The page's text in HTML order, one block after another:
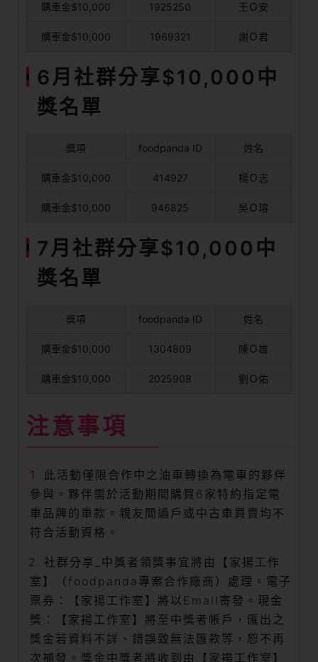
購車金$10,000 1925250 王Ｏ安
購車金$10,000 1969321 謝Ｏ君
6月社群分享$10,000中
獎名單
獎項 foodpanda ID 姓名
購車金$10,000 414927 楊Ｏ志
購車金$10,000 946825 吳Ｏ瑢
7月社群分享$10,000中
獎名單
獎項 foodpanda ID 姓名
購車金$10,000 1304809 陳Ｏ雄
購車金$10,000 2025908 劉Ｏ佑
注意事項
此活動僅限合作中之油車轉換為電車的夥伴
參與。夥伴需於活動期間購買6家特約指定電
車品牌的車款。親友間過戶或中古車買賣均不
符合活動資格。
社群分享_中獎者領獎事宜將由【家揚工作
室】（foodpanda專案合作廠商）處理。電子
票券：【家揚工作室】將以Email寄發。現金
獎：【家揚工作室】將至中獎者帳戶，匯出之
獎金若資料不詳、錯誤致無法匯款等，恕不再
次補發。獎金中獎者將收到由【家揚工作室】